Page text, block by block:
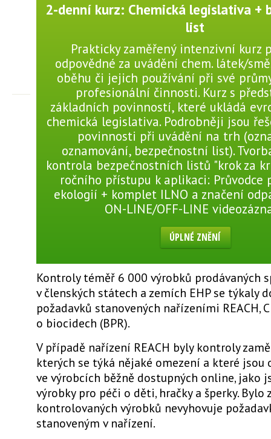
2-denní kurz: Chemická legislativa +
list
Prakticky zaměřený intenzivní kurz
odpovědné za uvádění chem. látek/
oběhu či jejich používání při své
profesionální činnosti. Kurz s
základních povinností, které ukládá
chemická legislativa. Podrobněji jsou
povinnosti při uvádění na trh
oznamování, bezpečnostní list).
kontrola bezpečnostních listů "krok za
ročního přístupu k aplikaci: Průvodce
ekologií + komplet ILNO a značení
ON-LINE/OFF-LINE
ÚPLNÉ ZNĚNÍ
Kontroly téměř 6 000 výrobků prodávaných
v členských státech a zemích EHP se týkaly
požadavků stanovených nařízeními REACH,
o biocidech (BPR).
V případě nařízení REACH byly kontroly
kterých se týká nějaké omezení a které jsou
ve výrobcích běžně dostupných online, jako
výrobky pro péči o děti, hračky a šperky. Bylo
kontrolovaných výrobků nevyhovuje
stanoveným v nařízení.